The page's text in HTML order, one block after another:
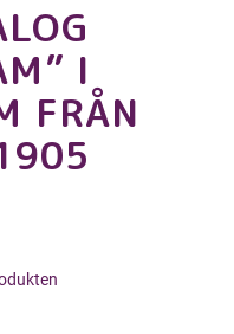
I
FRÅN